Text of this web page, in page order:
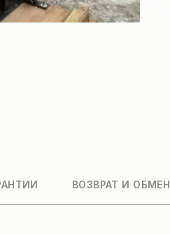
ВОЗВРАТ И ОБМЕН